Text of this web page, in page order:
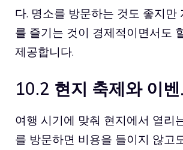
다. 명소를 방문하는 것도 좋지만
를 즐기는 것이 경제적이면서도
제공합니다.
10.2 현지 축제와 이
여행 시기에 맞춰 현지에서 열리
를 방문하면 비용을 들이지 않고